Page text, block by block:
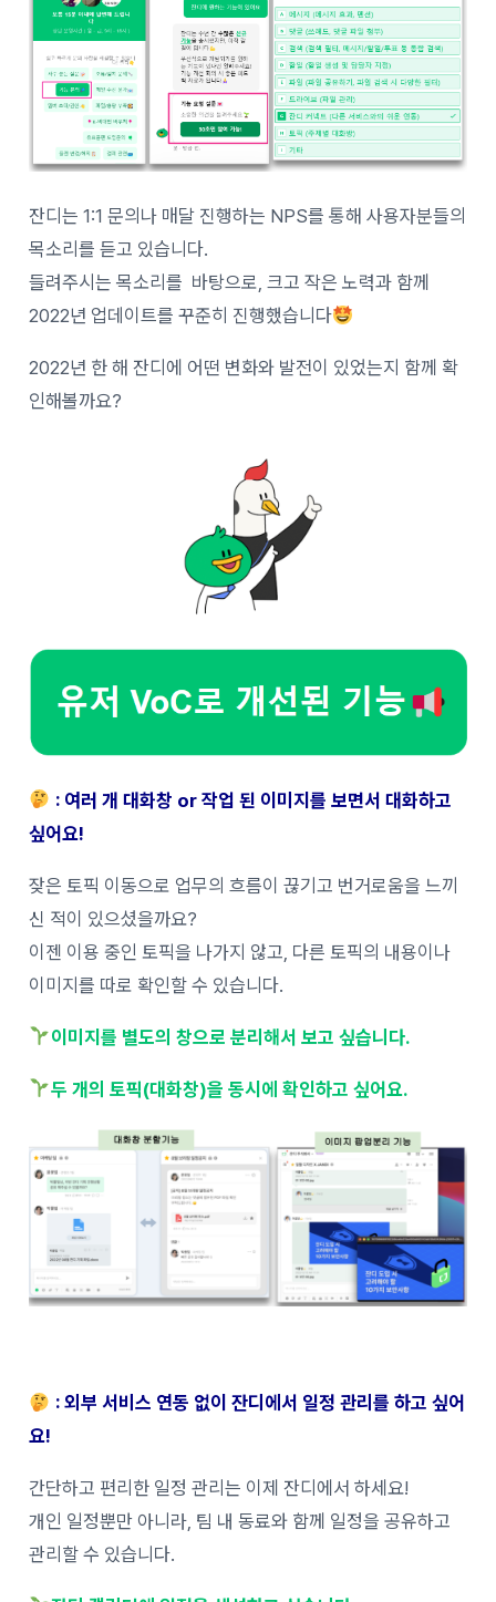
잔디는 1:1 문의나 매달 진행하는 NPS를 통해 사용자분들의
목소리를 듣고 있습니다.
들려주시는 목소리를 바탕으로, 크고 작은 노력과 함께
2022년 업데이트를 꾸준히 진행했습니다
2022년 한 해 잔디에 어떤 변화와 발전이 있었는지 함께 확
인해볼까요?
: 여러 개 대화창 or 작업 된 이미지를 보면서 대화하고
싶어요!
잦은 토픽 이동으로 업무의 흐름이 끊기고 번거로움을 느끼
신 적이 있으셨을까요?
이젠 이용 중인 토픽을 나가지 않고, 다른 토픽의 내용이나
이미지를 따로 확인할 수 있습니다.
이미지를 별도의 창으로 분리해서 보고 싶습니다.
두 개의 토픽(대화창)을 동시에 확인하고 싶어요.
: 외부 서비스 연동 없이 잔디에서 일정 관리를 하고 싶어
요!
간단하고 편리한 일정 관리는 이제 잔디에서 하세요!
개인 일정뿐만 아니라, 팀 내 동료와 함께 일정을 공유하고
관리할 수 있습니다.